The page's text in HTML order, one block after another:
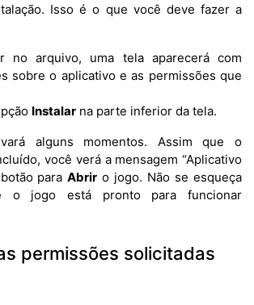
Isso é o que você deve fazer a
no arquivo, uma tela aparecerá com
sobre o aplicativo e as permissões que
Instalarna parte inferior da tela.
alguns momentos. Assim que o
você verá a mensagem “Aplicativo
paraAbrir o jogo. Não se esqueça
o jogo está pronto para funcionar
permissões solicitadas